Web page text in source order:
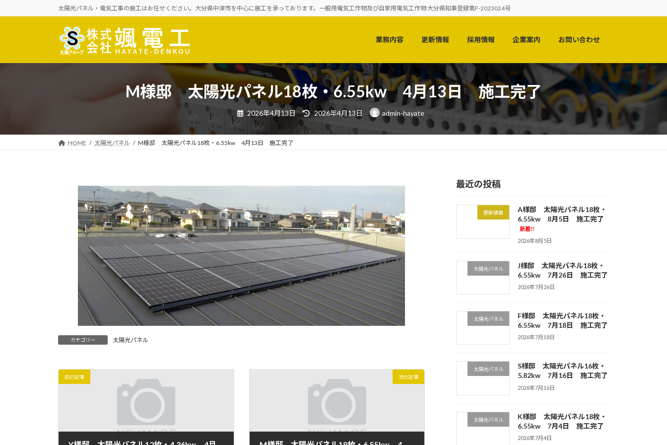
ン
へ
ビ
ョ
太陽光パネル・電気工事の施工はお任せください。大分県中津市を中心に施工を承っております。一般用電気工作物及び自家用電気工作物 大分県知事登録第F-2023024号
業務内容 更新情報 採用情報 企業案内 お問い合わせ
M様邸 太陽光パネル18枚・6.55kw 4月13日 施工完了
2026年4月13日
最
終
日
2026年4月13日 admin-hayate
HOME 太陽光パネル M様邸 太陽光パネル18枚・6.55kw 4月13日 施工完了
カテゴリー 太陽光パネル
前の記事 次の記事
最近の投稿
更新情報
A様邸 太陽光パネル18枚・
6.55kw 8月5日 施工完了
新着!!
2026年8月5日
太陽光パネル
J様邸 太陽光パネル18枚・
6.55kw 7月26日 施工完了
2026年7月26日
太陽光パネル
F様邸 太陽光パネル18枚・
6.55kw 7月18日 施工完了
2026年7月18日
太陽光パネル
S様邸 太陽光パネル16枚・
5.82kw 7月16日 施工完了
2026年7月16日
太陽光パネル
K様邸 太陽光パネル18枚・
6.55kw 7月4日 施工完了
2026年7月4日